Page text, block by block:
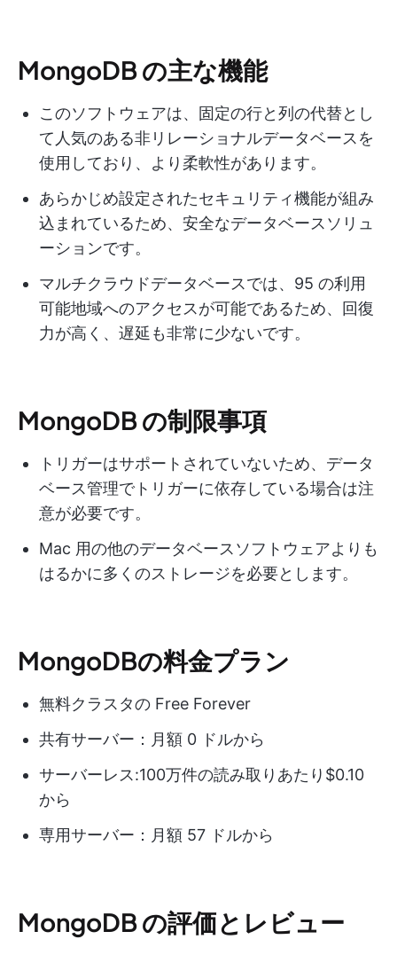
MongoDB の主な機能
このソフトウェアは、固定の行と列の代替とし
て人気のある非リレーショナルデータベースを
使用しており、より柔軟性があります。
あらかじめ設定されたセキュリティ機能が組み
込まれているため、安全なデータベースソリュ
ーションです。
マルチクラウドデータベースでは、95 の利用
可能地域へのアクセスが可能であるため、回復
力が高く、遅延も非常に少ないです。
MongoDB の制限事項
トリガーはサポートされていないため、データ
ベース管理でトリガーに依存している場合は注
意が必要です。
Mac 用の他のデータベースソフトウェアよりも
はるかに多くのストレージを必要とします。
MongoDBの料金プラン
無料クラスタの Free Forever
共有サーバー：月額 0 ドルから
サーバーレス:100万件の読み取りあたり$0.10
から
専用サーバー：月額 57 ドルから
MongoDB の評価とレビュー